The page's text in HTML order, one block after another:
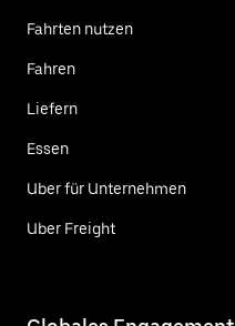
Fahrten nutzen
Fahren
Liefern
Essen
Uber für Unternehmen
Uber Freight